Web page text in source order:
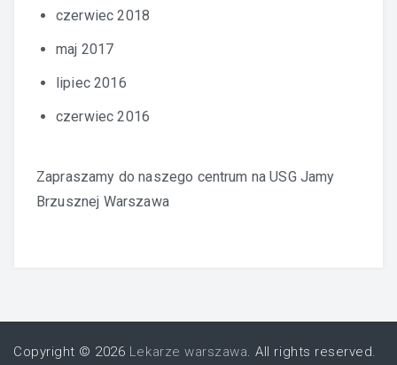
czerwiec 2018
maj 2017
lipiec 2016
czerwiec 2016
Zapraszamy do naszego centrum naUSG Jamy
Brzusznej Warszawa
Copyright © 2026 Lekarze warszawa. All rights reserved.